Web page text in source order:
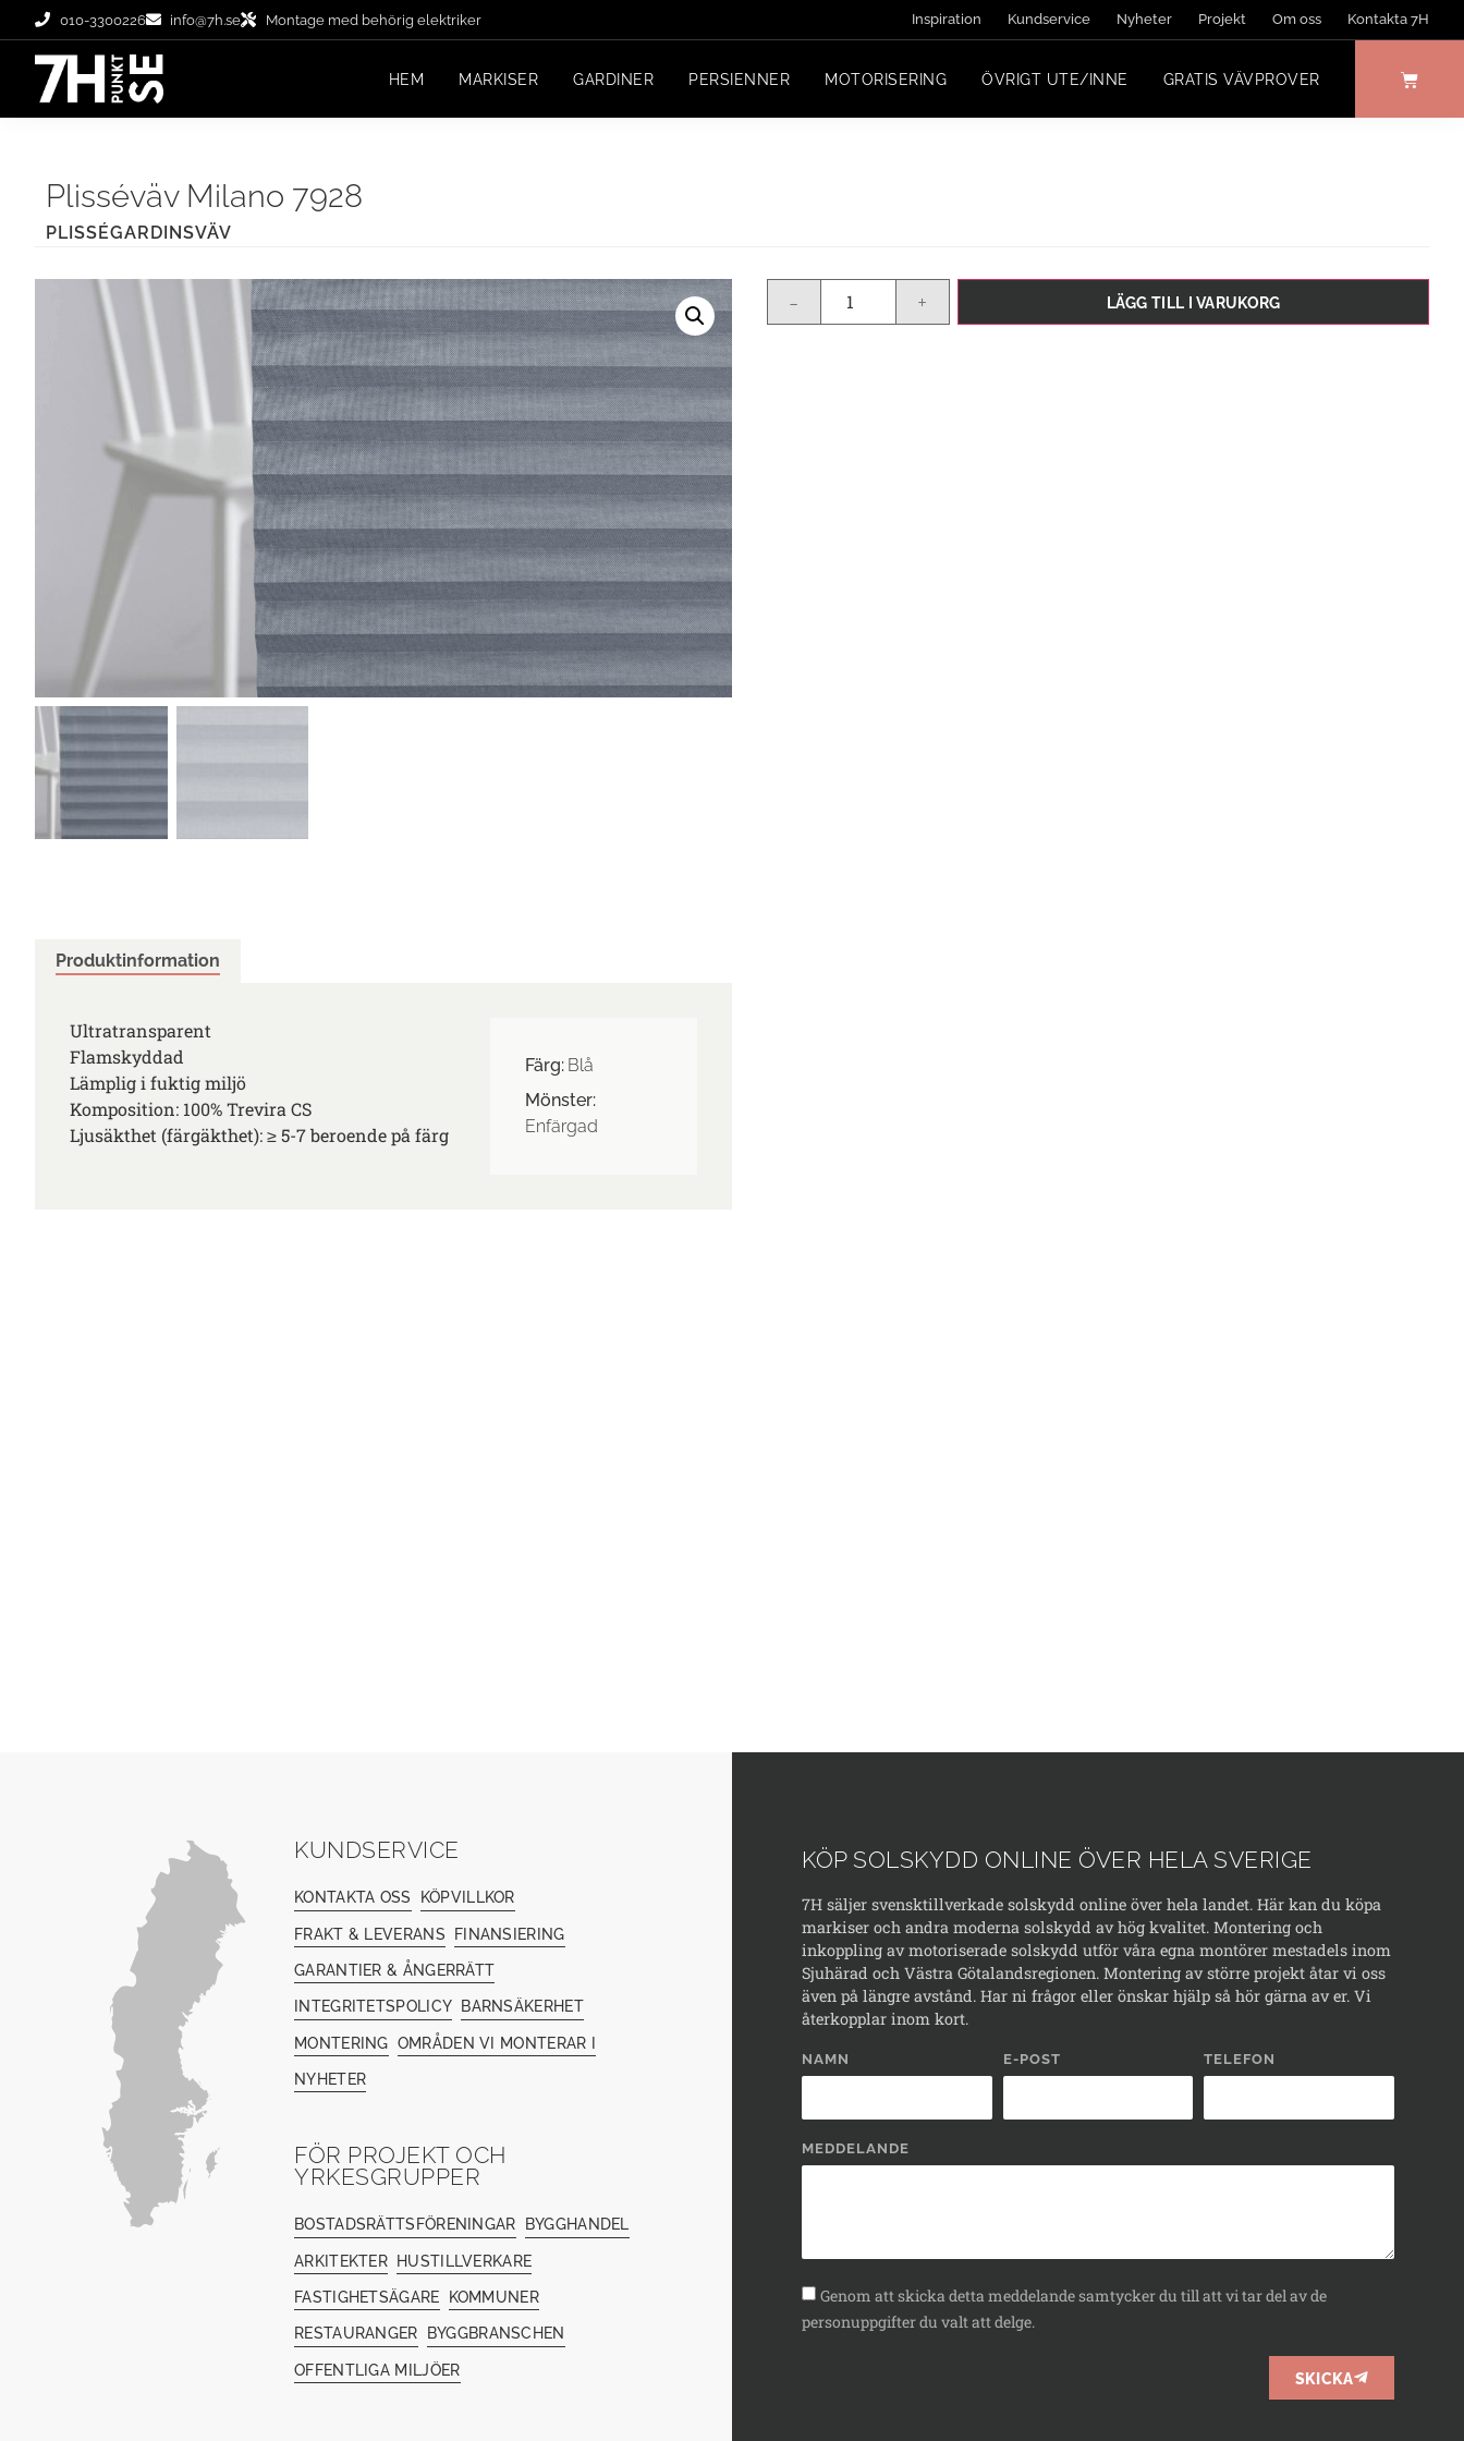
010-3300226 info@7h.se Montage med behörig elektriker Inspiration Kundservice Nyheter Projekt Om oss Kontakta 7H
HEM MARKISER GARDINER PERSIENNER MOTORISERING ÖVRIGT UTE/INNE GRATIS VÄVPROVER
Plisséväv Milano 7928
PLISSÉGARDINSVÄV
Produktinformation
Ultratransparent
Flamskyddad
Lämplig i fuktig miljö
Komposition: 100% Trevira CS
Ljusäkthet (färgäkthet): ≥ 5-7 beroende på färg
Färg: Blå
Mönster:
Enfärgad
- + LÄGG TILL I VARUKORG
KUNDSERVICE
KONTAKTA OSS
KÖPVILLKOR
FRAKT & LEVERANS FINANSIERING
GARANTIER & ÅNGERRÄTT
INTEGRITETSPOLICY BARNSÄKERHET
MONTERING OMRÅDEN VI MONTERAR I
NYHETER
FÖR PROJEKT OCH
YRKESGRUPPER
BOSTADSRÄTTSFÖRENINGAR BYGGHANDEL
ARKITEKTER HUSTILLVERKARE
FASTIGHETSÄGARE KOMMUNER
RESTAURANGER BYGGBRANSCHEN
OFFENTLIGA MILJÖER
KÖP SOLSKYDD ONLINE ÖVER HELA SVERIGE
7H säljer svensktillverkade solskydd online över hela landet. Här kan du köpa
markiser och andra moderna solskydd av hög kvalitet. Montering och
inkoppling av motoriserade solskydd utför våra egna montörer mestadels inom
Sjuhärad och Västra Götalandsregionen. Montering av större projekt åtar vi oss
även på längre avstånd. Har ni frågor eller önskar hjälp så hör gärna av er. Vi
återkopplar inom kort.
NAMN E-POST TELEFON
MEDDELANDE
Genom att skicka detta meddelande samtycker du till att vi tar del av de
personuppgifter du valt att delge.
SKICKA